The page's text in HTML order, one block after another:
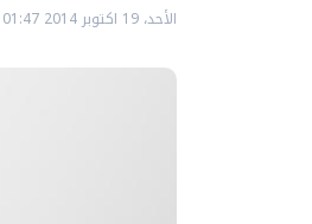
الأحد، 19 اكتوبر 2014 01:47 م